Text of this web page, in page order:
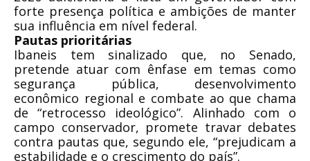
forte presença política e ambições de manter
sua influência em nível federal.
Pautas prioritárias
Ibaneis tem sinalizado que, no Senado,
pretende atuar com ênfase em temas como
segurança pública, desenvolvimento
econômico regional e combate ao que chama
de “retrocesso ideológico”. Alinhado com o
campo conservador, promete travar debates
contra pautas que, segundo ele, “prejudicam a
estabilidade e o crescimento do país”.